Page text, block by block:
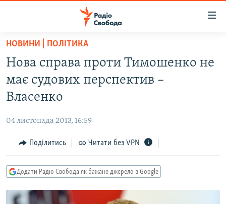
Перейти
основного
матеріалу
Перейти
до
основної
Перейти
до
пошуку
ВСЕ ЗА ДОБУ
СТАТТІ
ЕКОНОМІКА
СУСПІЛЬСТВО
УКРАЇНА
РОСІЙСЬКА «ФІЛЬТРАЦІЯ»
ДОНБАС.РЕАЛІЇ
ТИ ЯК?
СХЕМИ
НОВИНИ | ПОЛІТИКА
Нова справа проти Тимошенко не
має судових перспектив –
Власенко
04 листопада 2013, 16:59
Поділитись Читати без VPN
Додати Радіо Свобода як бажане джерело в Google